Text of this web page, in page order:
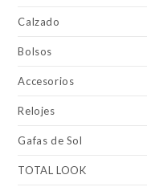
Calzado
Bolsos
Accesorios
Relojes
Gafas de Sol
TOTAL LOOK